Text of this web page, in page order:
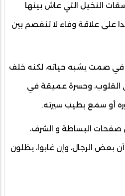
النخيل التي عاش بينها
على علاقة وفاء لا تنفصم بين
صمت يشبه حياته، لكنه خلف
وحسرة عميقة في
أو سمع بطيب سيرته.
البساطة و الشرف،
بعض الرجال، وإن غابوا، يظلون